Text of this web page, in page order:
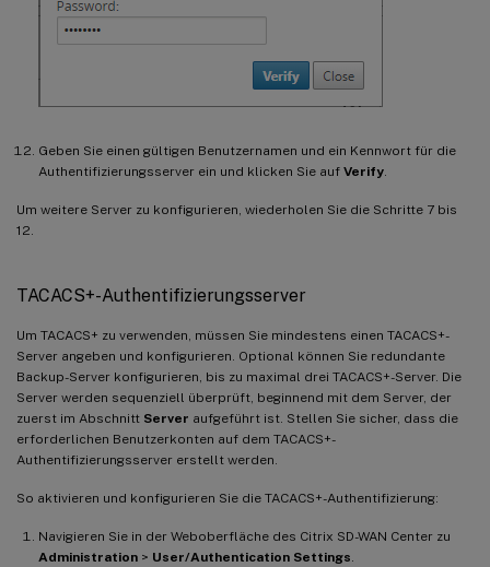
Geben Sie einen gültigen Benutzernamen und ein Kennwort für die
Authentifizierungsserver ein und klicken Sie auf Verify.
Um weitere Server zu konfigurieren, wiederholen Sie die Schritte 7 bis
12.
TACACS+-Authentifizierungsserver
Um TACACS+ zu verwenden, müssen Sie mindestens einen TACACS+-
Server angeben und konfigurieren. Optional können Sie redundante
Backup-Server konfigurieren, bis zu maximal drei TACACS+-Server. Die
Server werden sequenziell überprüft, beginnend mit dem Server, der
zuerst im Abschnitt Server aufgeführt ist. Stellen Sie sicher, dass die
erforderlichen Benutzerkonten auf dem TACACS+-
Authentifizierungsserver erstellt werden.
So aktivieren und konfigurieren Sie die TACACS+-Authentifizierung:
Navigieren Sie in der Weboberfläche des Citrix SD-WAN Center zu
Administration > User/Authentication Settings.